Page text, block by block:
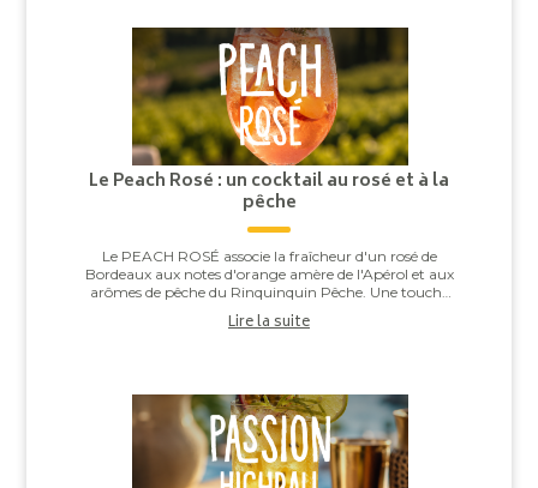
Le Peach Rosé : un cocktail au rosé et à la
pêche
Le PEACH ROSÉ associe la fraîcheur d'un rosé de
Bordeaux aux notes d'orange amère de l'Apérol et aux
arômes de pêche du Rinquinquin Pêche. Une touche
Lire la suite